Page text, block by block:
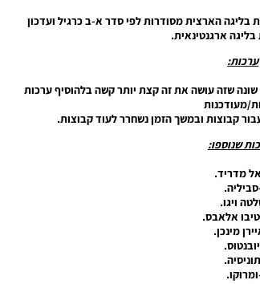
בליגה הארצית מסודרות לפי סדר א-ב כרגיל ועדכון
ארגנטינאית.
ערכות:
שזה עושה את זה קצת יותר קשה בלהוסיף ערכות
מעודכנות
קבוצות ובמשך הזמן נשחרר לעוד קבוצות.
שנוספו:
מדריד.
ויגו.
אלאבס.
מינכן.